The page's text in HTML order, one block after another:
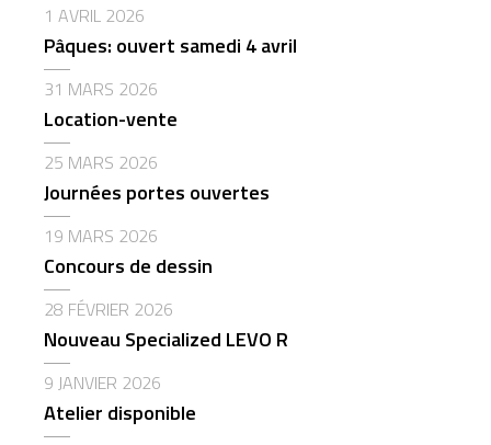
1 AVRIL 2026
Pâques: ouvert samedi 4 avril
31 MARS 2026
Location-vente
25 MARS 2026
Journées portes ouvertes
19 MARS 2026
Concours de dessin
28 FÉVRIER 2026
Nouveau Specialized LEVO R
9 JANVIER 2026
Atelier disponible